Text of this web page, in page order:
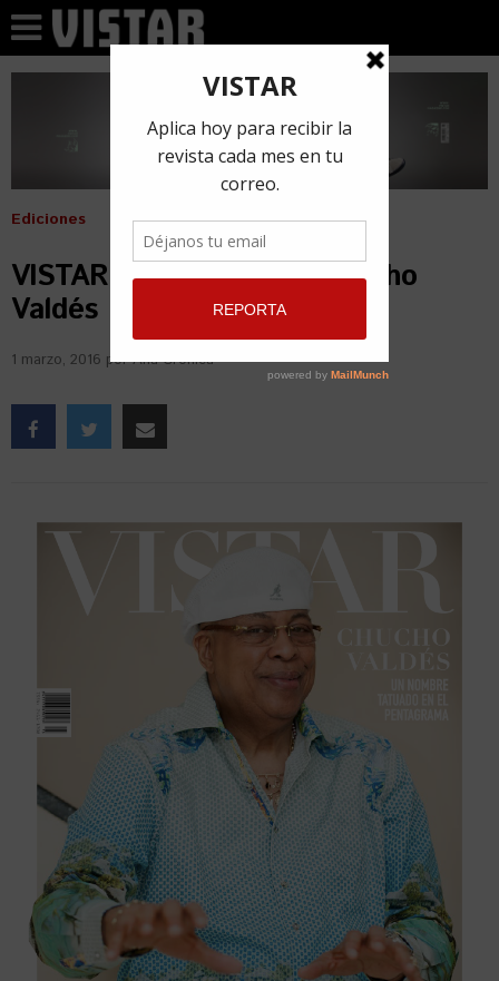
Ediciones
VISTAR Magazine N.24 Chucho
Valdés
1 marzo, 2016 porAna Crónica